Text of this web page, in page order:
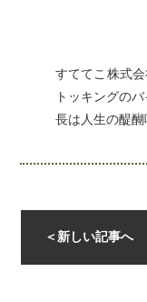
すててこ株式
トッキングの
長は人生の醍醐
＜ 新しい記事へ